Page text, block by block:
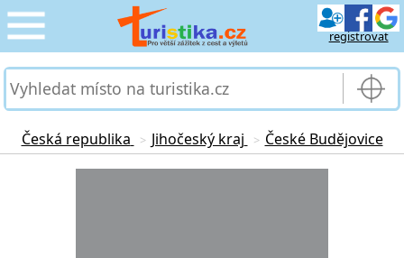
registrovat
CESTOVÁNÍ
SLUŽBY & DOPRAVA
PRO TURISTY
Česká republika > Jihočeský kraj > České Budějovice